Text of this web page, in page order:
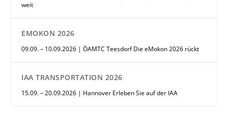
weit
EMOKON 2026
09.09. – 10.09.2026 | ÖAMTC Teesdorf Die eMokon 2026 rückt
IAA TRANSPORTATION 2026
15.09. – 20.09.2026 | Hannover Erleben Sie auf der IAA